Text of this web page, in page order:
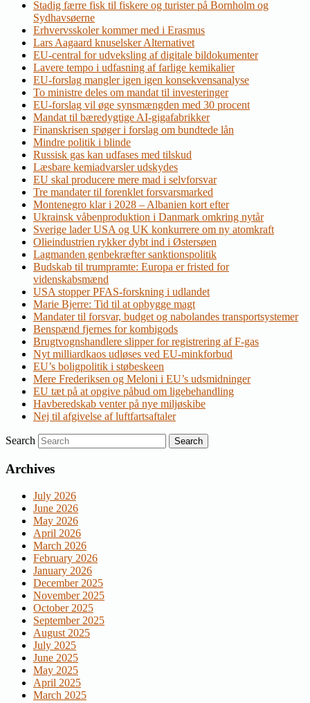
Stadig færre fisk til fiskere og turister på Bornholm og
Sydhavsøerne
Erhvervsskoler kommer med i Erasmus
Lars Aagaard knuselsker Alternativet
EU-central for udveksling af digitale bildokumenter
Lavere tempo i udfasning af farlige kemikalier
EU-forslag mangler igen igen konsekvensanalyse
To ministre deles om mandat til investeringer
EU-forslag vil øge synsmængden med 30 procent
Mandat til bæredygtige AI-gigafabrikker
Finanskrisen spøger i forslag om bundtede lån
Mindre politik i blinde
Russisk gas kan udfases med tilskud
Læsbare kemiadvarsler udskydes
EU skal producere mere mad i selvforsvar
Tre mandater til forenklet forsvarsmarked
Montenegro klar i 2028 – Albanien kort efter
Ukrainsk våbenproduktion i Danmark omkring nytår
Sverige lader USA og UK konkurrere om ny atomkraft
Olieindustrien rykker dybt ind i Østersøen
Lagmanden genbekræfter sanktionspolitik
Budskab til trumpramte: Europa er fristed for
videnskabsmænd
USA stopper PFAS-forskning i udlandet
Marie Bjerre: Tid til at opbygge magt
Mandater til forsvar, budget og nabolandes transportsystemer
Benspænd fjernes for kombigods
Brugtvognshandlere slipper for registrering af F-gas
Nyt milliardkaos udløses ved EU-minkforbud
EU’s boligpolitik i støbeskeen
Mere Frederiksen og Meloni i EU’s udsmidninger
EU tæt på at opgive påbud om ligebehandling
Havberedskab venter på nye miljøskibe
Nej til afgivelse af luftfartsaftaler
Search
Archives
July 2026
June 2026
May 2026
April 2026
March 2026
February 2026
January 2026
December 2025
November 2025
October 2025
September 2025
August 2025
July 2025
June 2025
May 2025
April 2025
March 2025